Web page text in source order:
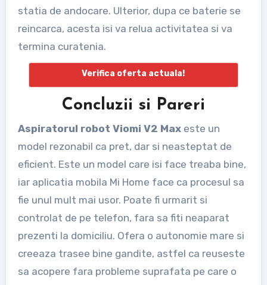
statia de andocare. Ulterior, dupa ce baterie se
reincarca, acesta isi va relua activitatea si va
termina curatenia.
Verifica oferta actuala!
Concluzii si Pareri
Aspiratorul robot Viomi V2 Max este un
model rezonabil ca pret, dar si neasteptat de
eficient. Este un model care isi face treaba bine,
iar aplicatia mobila Mi Home face ca procesul sa
fie unul mult mai usor. Poate fi urmarit si
controlat de pe telefon, fara sa fiti neaparat
prezenti la domiciliu. Ofera o autonomie mare si
creeaza trasee bine gandite, astfel ca reuseste
sa acopere fara probleme suprafata pe care o